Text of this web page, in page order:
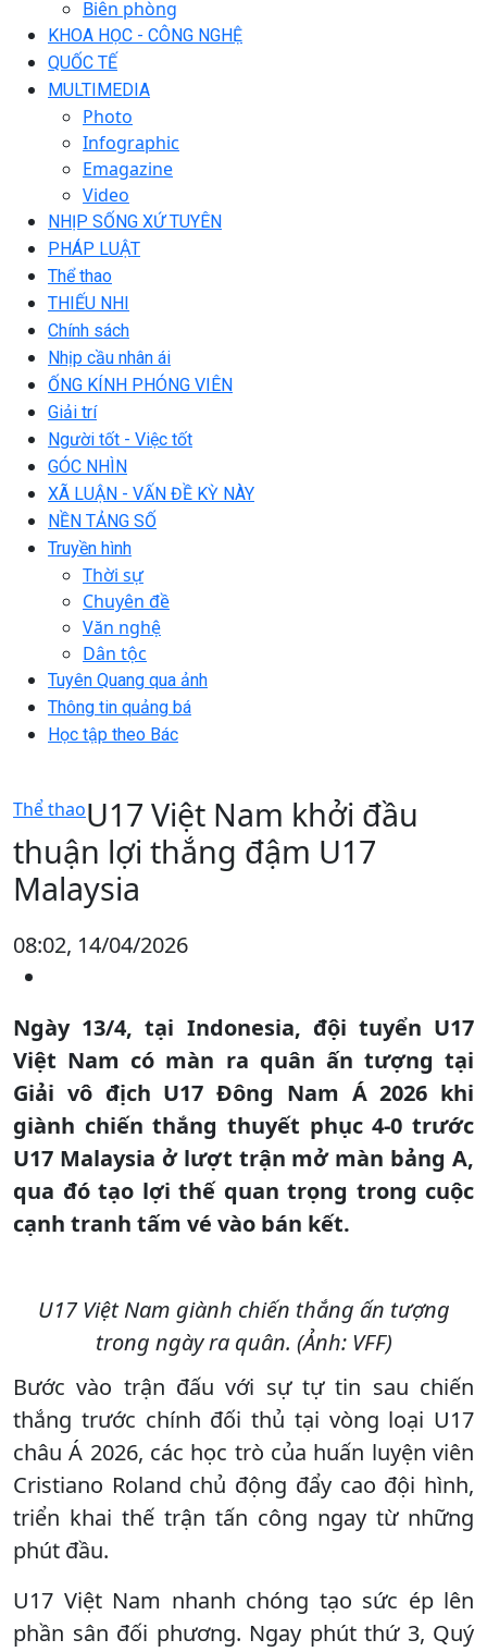
Biên phòng
KHOA HỌC - CÔNG NGHỆ
QUỐC TẾ
MULTIMEDIA
Photo
Infographic
Emagazine
Video
NHỊP SỐNG XỨ TUYÊN
PHÁP LUẬT
Thể thao
THIẾU NHI
Chính sách
Nhịp cầu nhân ái
ỐNG KÍNH PHÓNG VIÊN
Giải trí
Người tốt - Việc tốt
GÓC NHÌN
XÃ LUẬN - VẤN ĐỀ KỲ NÀY
NỀN TẢNG SỐ
Truyền hình
Thời sự
Chuyên đề
Văn nghệ
Dân tộc
Tuyên Quang qua ảnh
Thông tin quảng bá
Học tập theo Bác
Thể thaoU17 Việt Nam khởi đầu
thuận lợi thắng đậm U17
Malaysia
08:02, 14/04/2026
Ngày 13/4, tại Indonesia, đội tuyển U17
Việt Nam có màn ra quân ấn tượng tại
Giải vô địch U17 Đông Nam Á 2026 khi
giành chiến thắng thuyết phục 4-0 trước
U17 Malaysia ở lượt trận mở màn bảng A,
qua đó tạo lợi thế quan trọng trong cuộc
cạnh tranh tấm vé vào bán kết.
U17 Việt Nam giành chiến thắng ấn tượng
trong ngày ra quân. (Ảnh: VFF)
Bước vào trận đấu với sự tự tin sau chiến
thắng trước chính đối thủ tại vòng loại U17
châu Á 2026, các học trò của huấn luyện viên
Cristiano Roland chủ động đẩy cao đội hình,
triển khai thế trận tấn công ngay từ những
phút đầu.
U17 Việt Nam nhanh chóng tạo sức ép lên
phần sân đối phương. Ngay phút thứ 3, Quý